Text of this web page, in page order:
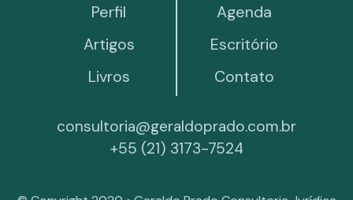
Perfil
Artigos
Livros
Agenda
Escritório
Contato
consultoria@geraldoprado.com.br
+55 (21) 3173-7524